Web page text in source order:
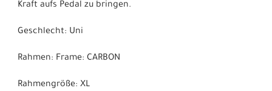
Kraft aufs Pedal zu bringen.
Geschlecht: Uni
Rahmen: Frame: CARBON
Rahmengröße: XL